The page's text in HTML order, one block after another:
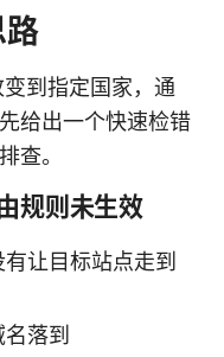
到指定国家，通
给出一个快速检错
查。
规则未生效
让目标站点走到
落到